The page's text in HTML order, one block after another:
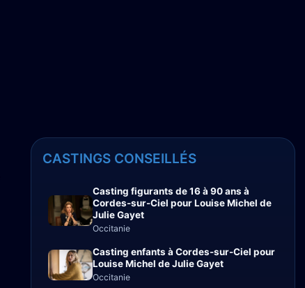
CASTINGS CONSEILLÉS
Casting figurants de 16 à 90 ans à
Cordes-sur-Ciel pour Louise Michel de
Julie Gayet
Occitanie
Casting enfants à Cordes-sur-Ciel pour
Louise Michel de Julie Gayet
Occitanie